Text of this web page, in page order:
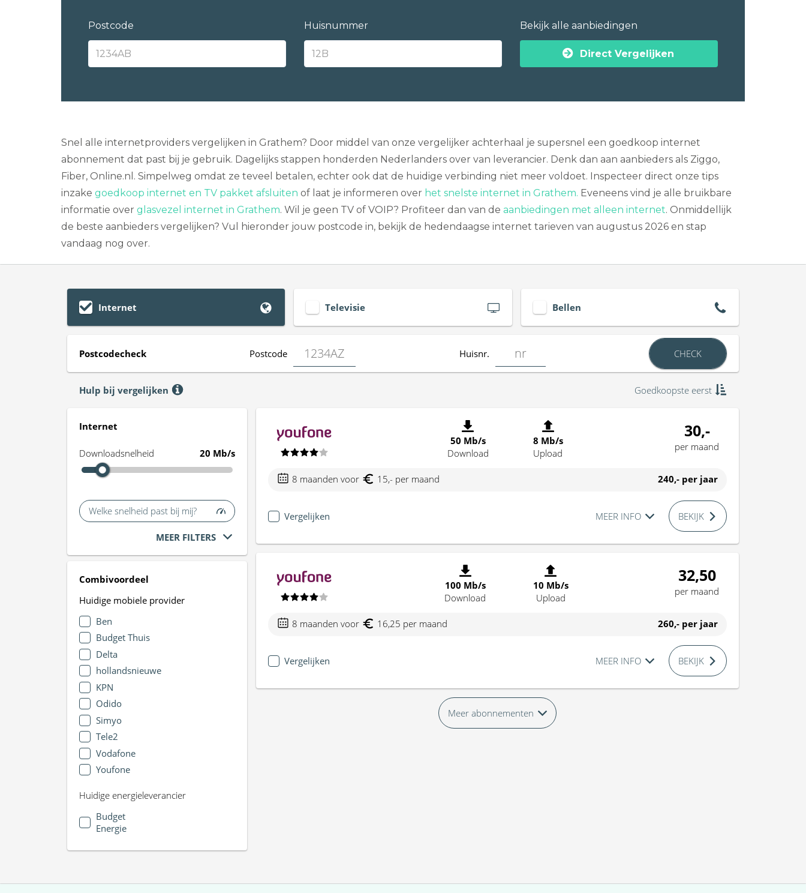
Postcode Huisnummer Bekijk alle aanbiedingen
Direct Vergelijken
Snel alle internetproviders vergelijken in Grathem? Door middel van onze vergelijker achterhaal je supersnel een goedkoop internet
abonnement dat past bij je gebruik. Dagelijks stappen honderden Nederlanders over van leverancier. Denk dan aan aanbieders als Ziggo,
Fiber, Online.nl. Simpelweg omdat ze teveel betalen, echter ook dat de huidige verbinding niet meer voldoet. Inspecteer direct onze tips
inzake goedkoop internet en TV pakket afsluiten of laat je informeren over het snelste internet in Grathem. Eveneens vind je alle bruikbare
informatie over glasvezel internet in Grathem. Wil je geen TV of VOIP? Profiteer dan van de aanbiedingen met alleen internet. Onmiddellijk
de beste aanbieders vergelijken? Vul hieronder jouw postcode in, bekijk de hedendaagse internet tarieven van augustus 2026 en stap
vandaag nog over.
Internet Televisie Bellen
Postcodecheck Postcode Huisnr. CHECK
Hulp bij vergelijken Goedkoopste eerst
Internet
Downloadsnelheid 20 Mb/s
Welke snelheid past bij mij?
MEER FILTERS
Combivoordeel
Huidige mobiele provider
Ben
Budget Thuis
Delta
hollandsnieuwe
KPN
Odido
Simyo
Tele2
Vodafone
Youfone
Huidige energieleverancier
Budget
Energie
50 Mb/s
Download
8 Mb/s
Upload
30,-
per maand
8 maanden voor 15,- per maand 240,- per jaar
Vergelijken MEER INFO BEKIJK
100 Mb/s
Download
10 Mb/s
Upload
32,50
per maand
8 maanden voor 16,25 per maand 260,- per jaar
Vergelijken MEER INFO BEKIJK
Meer abonnementen